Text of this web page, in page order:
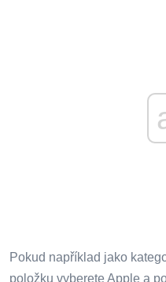
Pokud například jako
položku vyberete Apple a